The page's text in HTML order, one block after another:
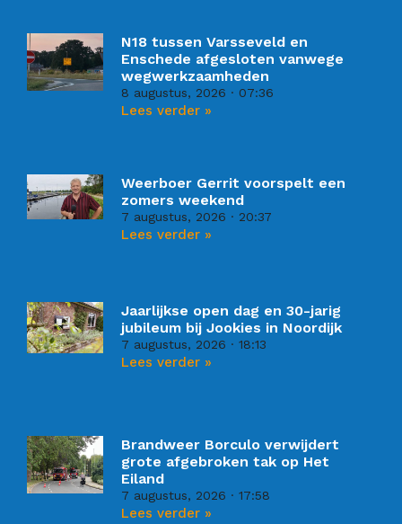
N18 tussen Varsseveld en
Enschede afgesloten vanwege
wegwerkzaamheden
8 augustus, 2026 07:36
Lees verder »
Weerboer Gerrit voorspelt een
zomers weekend
7 augustus, 2026 20:37
Lees verder »
Jaarlijkse open dag en 30-jarig
jubileum bij Jookies in Noordijk
7 augustus, 2026 18:13
Lees verder »
Brandweer Borculo verwijdert
grote afgebroken tak op Het
Eiland
7 augustus, 2026 17:58
Lees verder »